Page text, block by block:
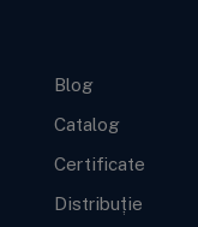
Blog
Catalog
Certificate
Distribuție